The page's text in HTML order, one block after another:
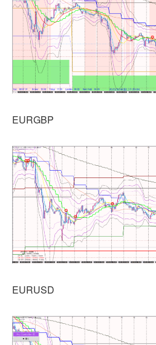
EURGBP
EURUSD